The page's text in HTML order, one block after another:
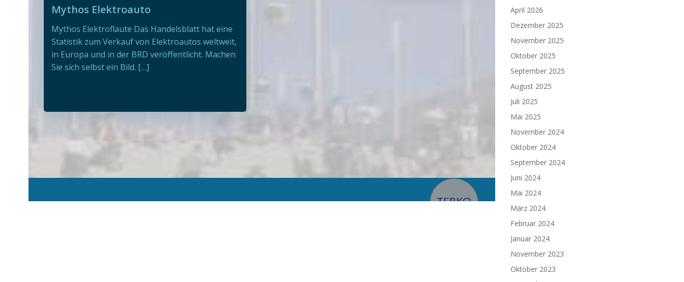
Mythos Elektroauto
Mythos Elektroflaute Das Handelsblatt hat eine
Statistik zum Verkauf von Elektroautos weltweit,
in Europa und in der BRD veröffentlicht. Machen
Sie sich selbst ein Bild. […]
April 2026
Dezember 2025
November 2025
Oktober 2025
September 2025
August 2025
Juli 2025
Mai 2025
November 2024
Oktober 2024
September 2024
Juni 2024
Mai 2024
März 2024
Februar 2024
Januar 2024
November 2023
Oktober 2023